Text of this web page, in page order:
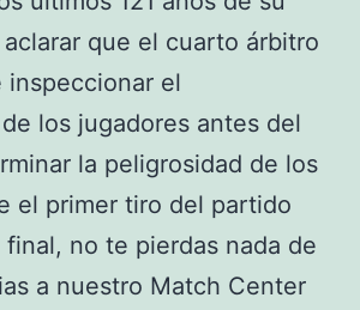
que el cuarto árbitro
inspeccionar el
los jugadores antes del
la peligrosidad de los
el primer tiro del partido
no te pierdas nada de
a nuestro Match Center